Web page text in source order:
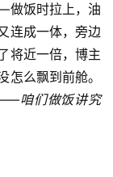
饭时拉上，油
连成一体，旁边
将近一倍，博主
么飘到前舱。
咱们做饭讲究